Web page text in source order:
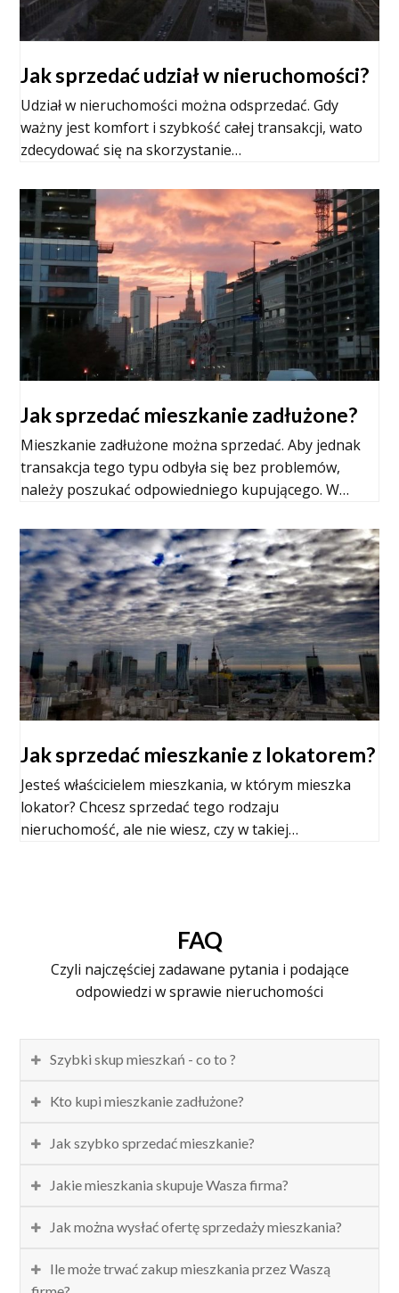
Jak sprzedać udział w nieruchomości?
Udział w nieruchomości można odsprzedać. Gdy
ważny jest komfort i szybkość całej transakcji, wato
zdecydować się na skorzystanie…
Jak sprzedać mieszkanie zadłużone?
Mieszkanie zadłużone można sprzedać. Aby jednak
transakcja tego typu odbyła się bez problemów,
należy poszukać odpowiedniego kupującego. W…
Jak sprzedać mieszkanie z lokatorem?
Jesteś właścicielem mieszkania, w którym mieszka
lokator? Chcesz sprzedać tego rodzaju
nieruchomość, ale nie wiesz, czy w takiej…
FAQ
Czyli najczęściej zadawane pytania i podające
odpowiedzi w sprawie nieruchomości
Szybki skup mieszkań - co to ?
Kto kupi mieszkanie zadłużone?
Jak szybko sprzedać mieszkanie?
Jakie mieszkania skupuje Wasza firma?
Jak można wysłać ofertę sprzedaży mieszkania?
Ile może trwać zakup mieszkania przez Waszą